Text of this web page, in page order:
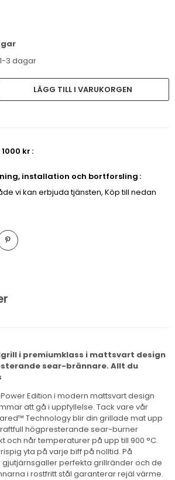
3 dagar
LÄGG TILL I VARUKORGEN
kr
installation och bortforsling
vi kan erbjuda tjänsten, Köp till nedan
i premiumklass i mattsvart design
sear-brännare. Allt du
Edition i modern mattsvart design
att gå i uppfyllelse. Tack vare vår
Technology blir din grillade mat upp
högpresterande sear-burner
och når temperaturer på upp till 900 °C.
yta på varje biff på nolltid. På
perfekta grillränder och de
i rostfritt stål garanterar rejäl värme.